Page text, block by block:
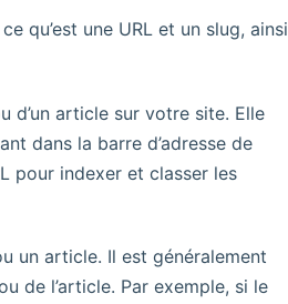
qu’est une URL et un slug, ainsi
d’un article sur votre site. Elle
dans la barre d’adresse de
pour indexer et classer les
un article. Il est généralement
de l’article. Par exemple, si le